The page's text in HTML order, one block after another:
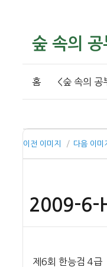
숲 속의 공
홈 <숲 속의 공
이전 이미지 다음 이미
2009-6-
제6회 한능검 4급